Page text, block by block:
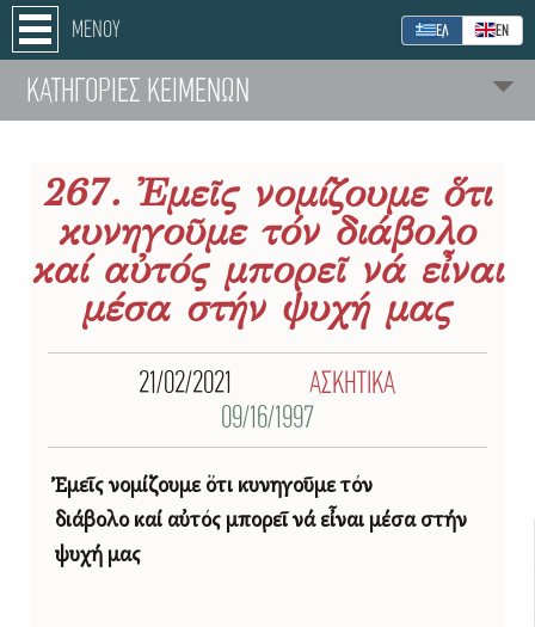
ΜΕΝΟΥ ΕΛ ΕΝ
ΚΑΤΗΓΟΡΙΕΣ ΚΕΙΜΕΝΩΝ
267. Ἐμεῖς νομίζουμε ὅτι
κυνηγοῦμε τόν διάβολο
καί αὐτός μπορεῖ νά εἶναι
μέσα στήν ψυχή μας
21/02/2021
ΑΣΚΗΤΙΚΑ
09/16/1997
Ἐμεῖς νομίζουμε ὅτι κυνηγοῦμε τόν
διάβολο καί αὐτός μπορεῖ νά εἶναι μέσα στήν
ψυχή μας